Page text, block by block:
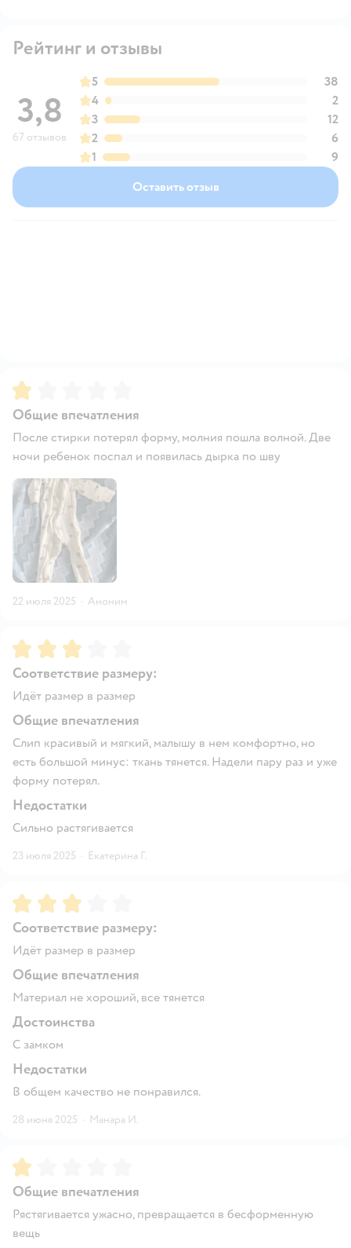
Рейтинг и отзывы
3,8
67 отзывов
5
38
4
2
3
12
2
6
1
9
Оставить отзыв
Рейтинг:
Общие впечатления
После стирки потерял форму, молния пошла волной. Две
ночи ребенок поспал и появилась дырка по шву
22 июля 2025 · Аноним
Рейтинг:3
Соответствие размеру:
Идёт размер в размер
Общие впечатления
Слип красивый и мягкий, малышу в нем комфортно, но
есть большой минус: ткань тянется. Надели пару раз и уже
форму потерял.
Недостатки
Сильно растягивается
23 июля 2025 · Екатерина Г.
Рейтинг:3
Соответствие размеру:
Идёт размер в размер
Общие впечатления
Материал не хороший, все тянется
Достоинства
С замком
Недостатки
В общем качество не понравился.
28 июня 2025 · Манара И.
Рейтинг:
Общие впечатления
Рястягивается ужасно, превращается в бесформенную
вещь